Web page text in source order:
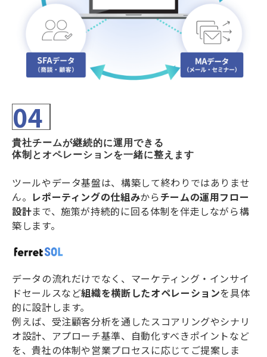
04
貴社チームが継続的に運用できる
体制とオペレーションを一緒に整えます
ツールやデータ基盤は、構築して終わりではありませ
ん。 レポーティングの仕組みからチームの運用フロー
設計まで、施策が持続的に回る体制を伴走しながら構
築します。
データの流れだけでなく、マーケティング・インサイ
ドセールスなど組織を横断したオペレーションを具体
的に設計します。
例えば、受注顧客分析を通したスコアリングやシナリ
オ設計、アプローチ基準、自動化すべきポイントなど
を、貴社の体制や営業プロセスに応じてご提案しま